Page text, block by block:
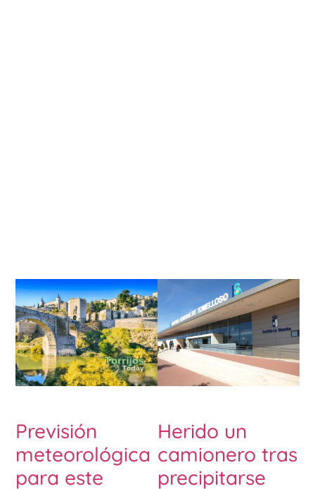
Previsión
meteorológica
para este
Herido un
camionero tras
precipitarse